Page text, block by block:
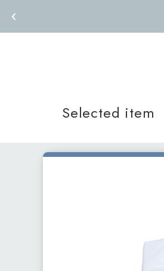
Selected item